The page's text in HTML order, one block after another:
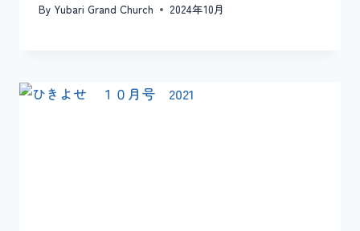
By Yubari Grand Church 2024年10月